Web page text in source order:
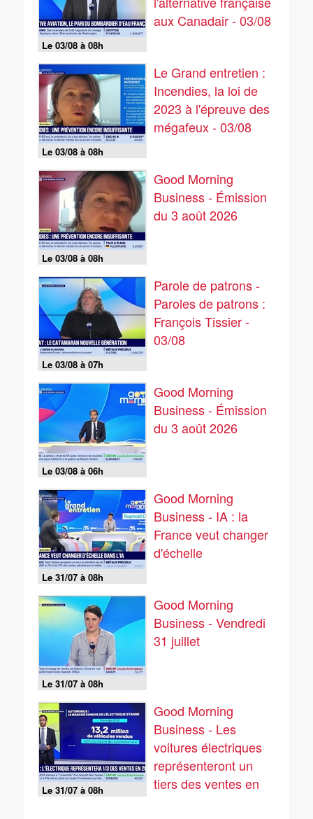
Le 03/08 à 08h
aux Canadair - 03/08
Le 03/08 à 08h
Le Grand entretien :
Incendies, la loi de
2023 à l'épreuve des
mégafeux - 03/08
Le 03/08 à 08h
Good Morning
Business - Émission
du 3 août 2026
Le 03/08 à 07h
Parole de patrons -
Paroles de patrons :
François Tissier -
03/08
Le 03/08 à 06h
Good Morning
Business - Émission
du 3 août 2026
Le 31/07 à 08h
Good Morning
Business - IA : la
France veut changer
d'échelle
Le 31/07 à 08h
Good Morning
Business - Vendredi
31 juillet
Le 31/07 à 08h
Good Morning
Business - Les
voitures électriques
représenteront un
tiers des ventes en